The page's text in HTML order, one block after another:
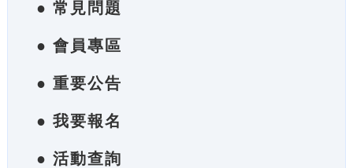
● 常見問題
● 會員專區
● 重要公告
● 我要報名
● 活動查詢